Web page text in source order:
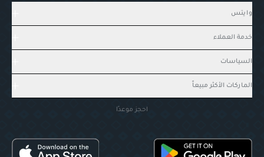
وايتس
خدمة العملاء
السياسات
الماركات الأكثر مبيعاً
احجز موعدًا